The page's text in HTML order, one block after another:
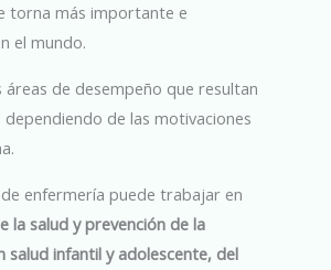
torna más importante e
el mundo.
áreas de desempeño que resultan
de las motivaciones
enfermería puede trabajar en
la salud y prevención de la
salud infantil y adolescente, del